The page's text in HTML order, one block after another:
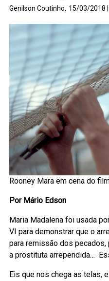
Genilson Coutinho, 15/03/2018
Rooney Mara em cena do
Por Mário Edson
Maria Madalena foi usada
VI para demonstrar que o
para remissão dos
a prostituta arrependida…
Eis que nos chega as telas,